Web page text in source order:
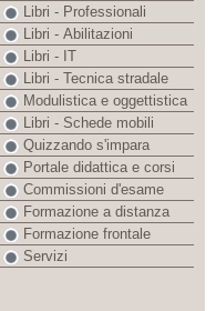
Libri - Professionali
Libri - Abilitazioni
Libri - IT
Libri - Tecnica stradale
Modulistica e oggettistica
Libri - Schede mobili
Quizzando s'impara
Portale didattica e corsi
Commissioni d'esame
Formazione a distanza
Formazione frontale
Servizi